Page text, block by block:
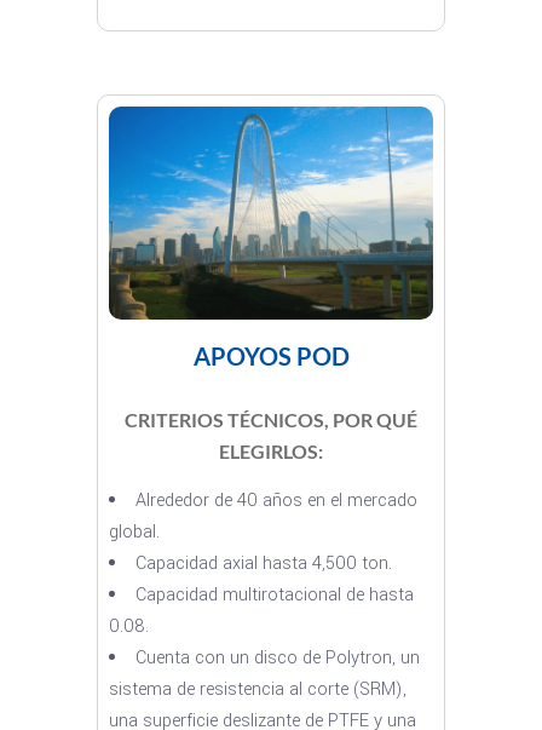
APOYOS POD
CRITERIOS TÉCNICOS, POR QUÉ
ELEGIRLOS:
Alrededor de 40 años en el mercado
global.
Capacidad axial hasta 4,500 ton.
Capacidad multirotacional de hasta
0.08.
Cuenta con un disco de Polytron, un
sistema de resistencia al corte (SRM),
una superficie deslizante de PTFE y una